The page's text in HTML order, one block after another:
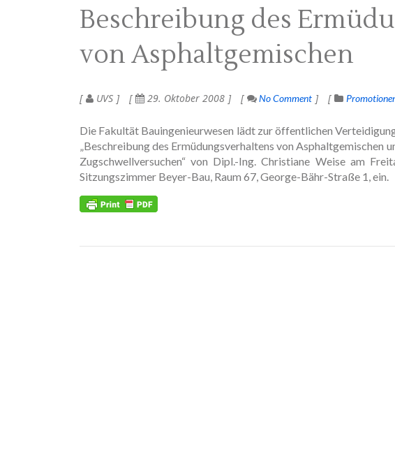
Beschreibung des
von Asphaltgemischen
UVS 29. Oktober 2008 No Comment
Die Fakultät Bauingenieurwesen lädt zur öffentlichen
„Beschreibung des Ermüdungsverhaltens von Asphaltgemischen
Zugschwellversuchen“ von Dipl.-Ing. Christiane Weise am
Sitzungszimmer Beyer-Bau, Raum 67, George-Bähr-Straße 1, ein.